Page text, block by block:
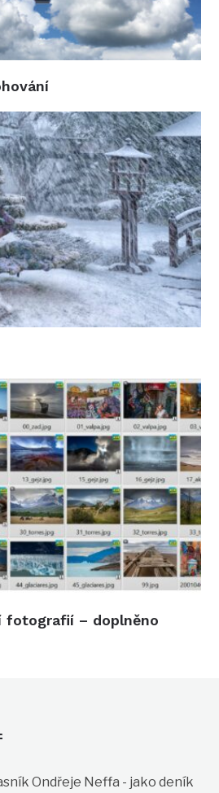
fotografií – doplněno
Ondřeje Neffa - jako deník